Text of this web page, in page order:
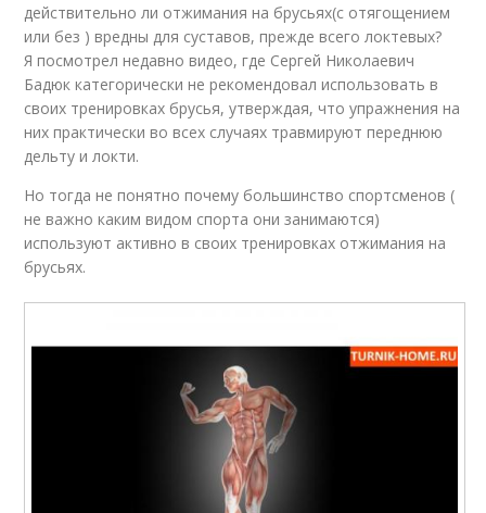
действительно ли отжимания на брусьях(с отягощением
или без ) вредны для суставов, прежде всего локтевых?
Я посмотрел недавно видео, где Сергей Николаевич
Бадюк категорически не рекомендовал использовать в
своих тренировках брусья, утверждая, что упражнения на
них практически во всех случаях травмируют переднюю
дельту и локти.
Но тогда не понятно почему большинство спортсменов (
не важно каким видом спорта они занимаются)
используют активно в своих тренировках отжимания на
брусьях.